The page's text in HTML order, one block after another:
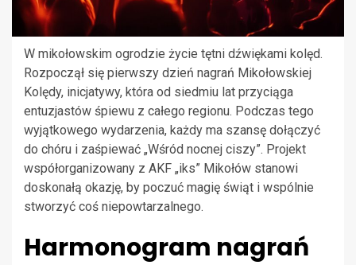
W mikołowskim ogrodzie życie tętni dźwiękami kolęd.
Rozpoczął się pierwszy dzień nagrań Mikołowskiej
Kolędy, inicjatywy, która od siedmiu lat przyciąga
entuzjastów śpiewu z całego regionu. Podczas tego
wyjątkowego wydarzenia, każdy ma szansę dołączyć
do chóru i zaśpiewać „Wśród nocnej ciszy”. Projekt
współorganizowany z AKF „iks” Mikołów stanowi
doskonałą okazję, by poczuć magię świąt i wspólnie
stworzyć coś niepowtarzalnego.
Harmonogram nagrań